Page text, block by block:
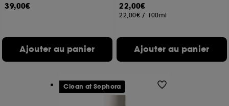
39,00€
Ajouter au panier
22,00€
22,00€ / 100ml
Ajouter au panier
Clean at Sephora